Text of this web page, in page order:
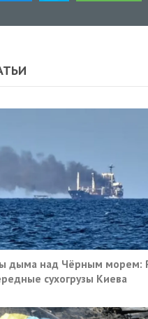
дыма над Чёрным морем:
сухогрузы Киева